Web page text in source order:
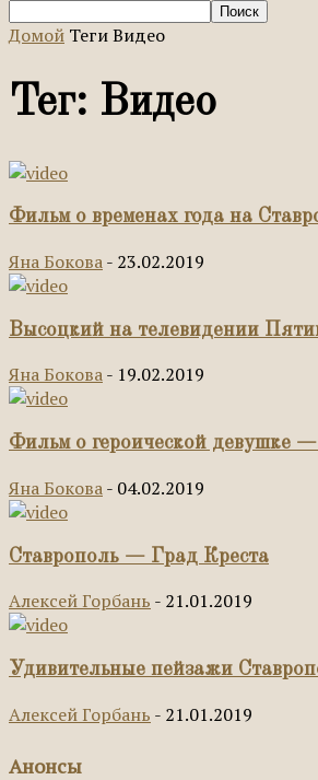
Домой ТегиВидео
Тег: Видео
Фильм о временах года на
Яна Бокова- 23.02.2019
Высоцкий на телевидении
Яна Бокова- 19.02.2019
Фильм о героической девушке
Яна Бокова- 04.02.2019
Ставрополь — Град Креста
Алексей Горбань - 21.01.2019
Удивительные пейзажи
Алексей Горбань - 21.01.2019
Анонсы